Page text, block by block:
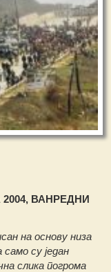
ВАНРЕДНИ
на основу низа
су један
слика погрома